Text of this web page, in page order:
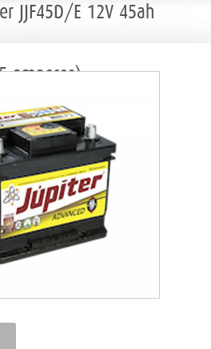
JJF45D/E 12V 45ah
amperes)